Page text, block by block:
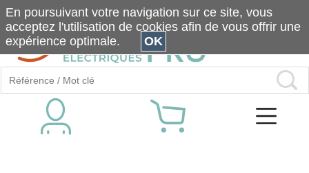
En poursuivant votre navigation sur ce site, vous
acceptez l'utilisation de cookies afin de vous offrir une
expérience optimale.
OK